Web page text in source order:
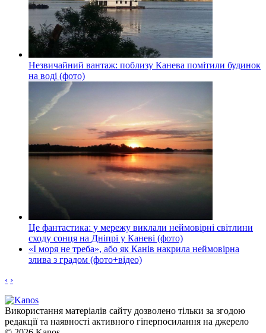
Незвичайний вантаж: поблизу Канева помітили будинок
на воді (фото)
Це фантастика: у мережу виклали неймовірні світлини
сходу сонця на Дніпрі у Каневі (фото)
«І моря не треба», або як Канів накрила неймовірна
злива з градом (фото+відео)
‹ ›
Використання матеріалів сайту дозволено тільки за згодою
редакції та наявності активного гіперпосилання на джерело